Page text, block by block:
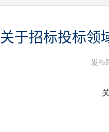
关于招标投标领
发布